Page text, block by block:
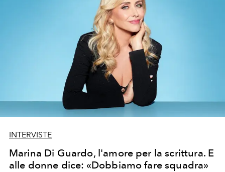
INTERVISTE
Marina Di Guardo, l'amore per la scrittura. E
alle donne dice: «Dobbiamo fare squadra»